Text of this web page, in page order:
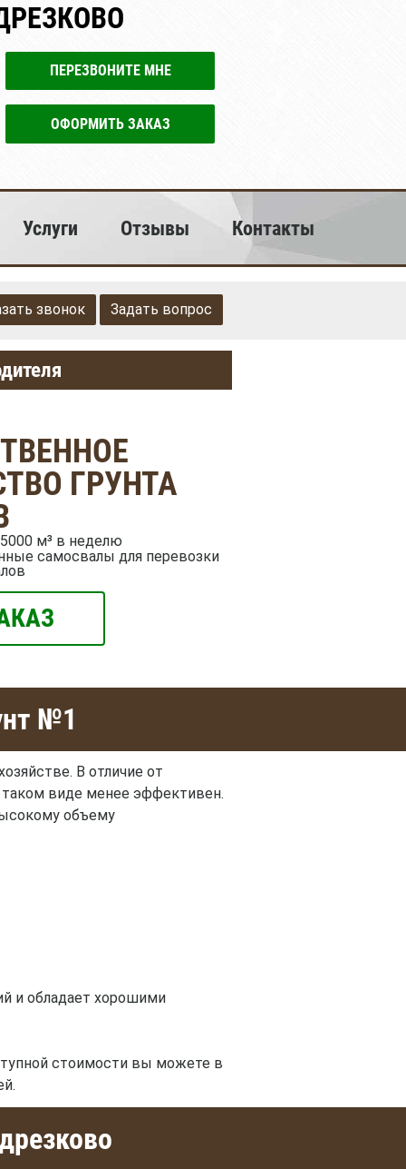
ПЕРЕЗВОНИТЕ МНЕ
ОФОРМИТЬ ЗАКАЗ
Услуги Отзывы Контакты
звонок Задать вопрос
ГРУНТА
м³ в неделю
самосвалы для перевозки
№1
В отличие от
виде менее эффективен.
объему
и обладает хорошими
стоимости вы можете в